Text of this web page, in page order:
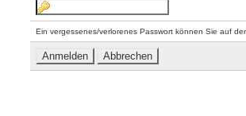
Ein vergessenes/verlorenes Passwort können Sie auf